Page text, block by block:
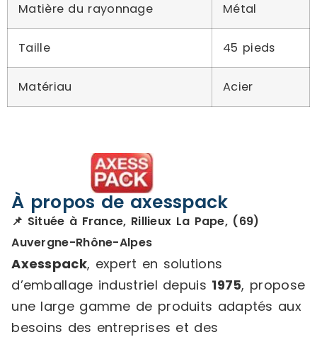
Matière du rayonnage Métal
Taille 45 pieds
Matériau Acier
À propos de axesspack
📌 Située à France, Rillieux La Pape, (69)
Auvergne-Rhône-Alpes
Axesspack, expert en solutions
d’emballage industriel depuis 1975, propose
une large gamme de produits adaptés aux
besoins des entreprises et des